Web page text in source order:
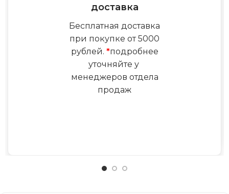
доставка
Бесплатная доставка
при покупке от 5000
рублей. *подробнее
уточняйте у
менеджеров отдела
продаж